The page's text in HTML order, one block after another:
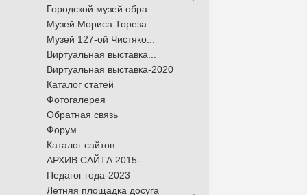
Городской музей обра...
Музей Мориса Тореза
Музей 127-ой Чистяко...
Виртуальная выставка...
Виртуальная выставка-2020
Каталог статей
Фотогалерея
Обратная связь
Форум
Каталог сайтов
АРХИВ САЙТА 2015-
Педагог года-2023
Летняя площадка досуга